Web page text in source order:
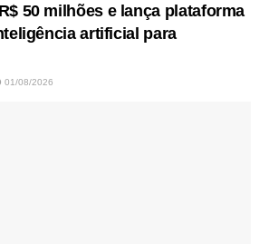
50 milhões e lança plataforma
artificial para
01/08/2026